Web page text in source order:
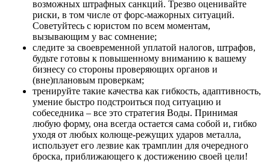
возможных штрафных санкций. Трезво оценивайте
риски, в том числе от форс-мажорных ситуаций.
Советуйтесь с юристом по всем моментам,
вызывающим у вас сомнение;
следите за своевременной уплатой налогов, штрафов,
будьте готовы к повышенному вниманию к вашему
бизнесу со стороны проверяющих органов и
(вне)плановым проверкам;
тренируйте такие качества как гибкость, адаптивность,
умение быстро подстроиться под ситуацию и
собеседника – все это стратегия Воды. Принимая
любую форму, она всегда остается сама собой и, гибко
уходя от любых колюще-режущих ударов металла,
использует его лезвие как трамплин для очередного
броска, приближающего к достижению своей цели!